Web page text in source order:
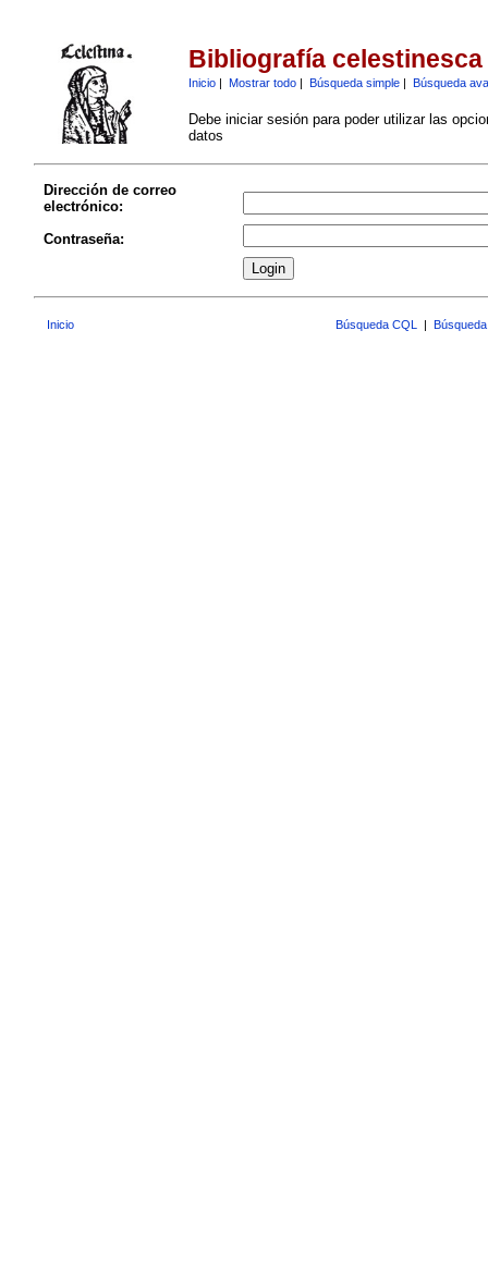
Bibliografía celestinesca
Inicio| Mostrar todo| Búsqueda simple| Búsqueda
Debe iniciar sesión para poder utilizar las
datos
Dirección de correo
electrónico:
Contraseña:
Inicio Búsqueda CQL |